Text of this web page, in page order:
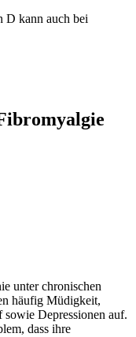
D kann auch bei
unter chronischen
häufig Müdigkeit,
sowie Depressionen auf.
dass ihre